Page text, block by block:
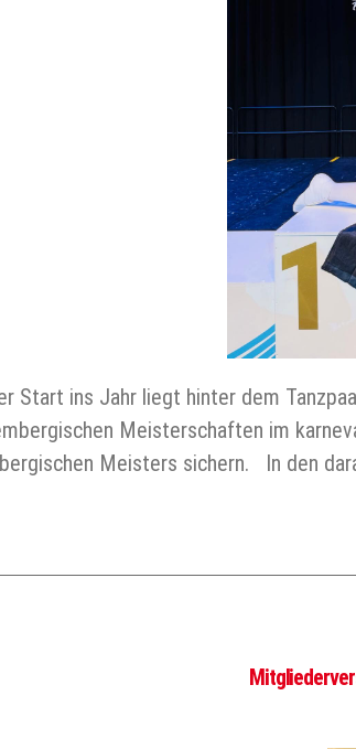
Start ins Jahr liegt hinter dem
Meisterschaften im
Meisters sichern. In den